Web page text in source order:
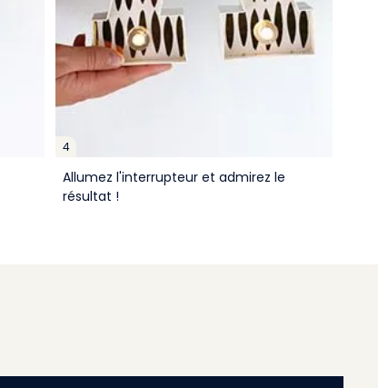
4
Allumez l'interrupteur et admirez le
résultat !